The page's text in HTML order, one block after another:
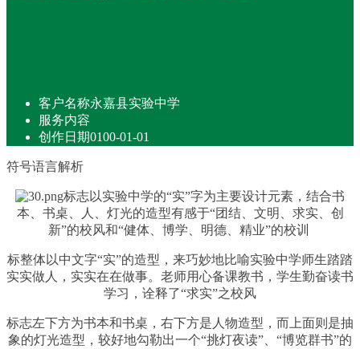
客户名称永嘉县实验中学
服务内容
创作日期0100-01-01
符号语言解析
标志以实验中学的“实”字为主要设计元素，结合书
本、书桌、人、灯光的造型有感于“团结、文明、求实、创
新”的校风和“健体、博学、明德、精业”的校训
标整体以中文字“实”的造型，来巧妙地比喻实验中学师生踏踏
实实做人，实实在在做事。老师用心备课教书，学生勤奋读书
学习，诠释了“求实”之校风
标志左下方为书本和书桌，右下方是人物造型，而上面则是抽
象的灯光造型，较好地勾勒出一个“挑灯夜读”、“博览群书”的